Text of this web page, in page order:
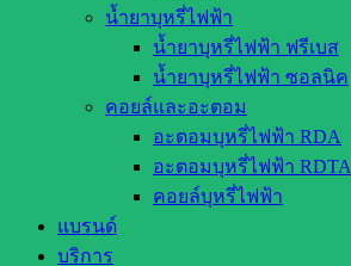
น้ำยาบุหรี่ไฟฟ้า
น้ำยาบุหรี่ไฟฟ้า ฟรีเบส
น้ำยาบุหรี่ไฟฟ้า ซอลนิค
คอยล์และอะตอม
อะตอมบุหรี่ไฟฟ้า RDA
อะตอมบุหรี่ไฟฟ้า RDTA
คอยล์บุหรี่ไฟฟ้า
แบรนด์
บริการ